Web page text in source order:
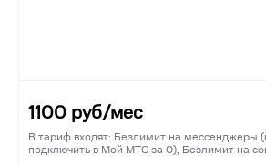
1100 руб/мес
В тариф входят: Безлимит на мессенджеры
подключить в Мой МТС за 0), Безлимит на